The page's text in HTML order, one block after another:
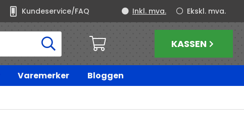
Kundeservice/FAQ Ekskl. mva.
Inkl. mva.
KASSEN
Varemerker
Bloggen